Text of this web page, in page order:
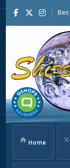
Home